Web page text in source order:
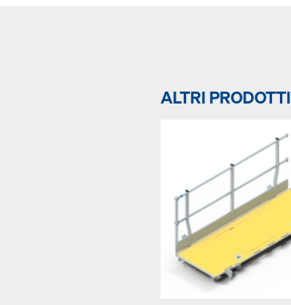
ALTRI PRODOTTI